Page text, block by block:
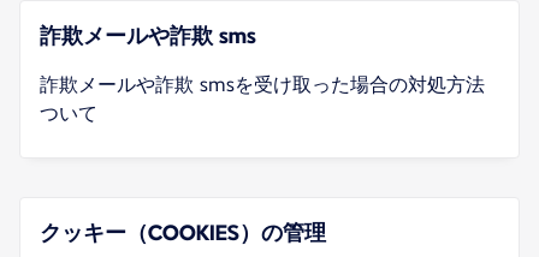
詐欺メールや詐欺 sms
詐欺メールや詐欺 smsを受け取った場合の対処方法
ついて
クッキー（COOKIES）の管理